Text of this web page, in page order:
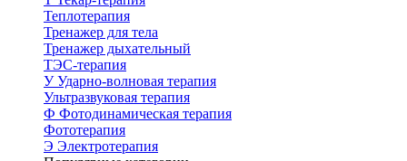
Теплотерапия
Тренажер для тела
Тренажер дыхательный
ТЭС-терапия
УУдарно-волновая терапия
Ультразвуковая терапия
Ф Фотодинамическая терапия
Фототерапия
Э Электротерапия